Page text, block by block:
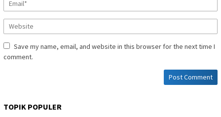
Save my name, email, and website in this browser for the next time I
comment.
TOPIK POPULER